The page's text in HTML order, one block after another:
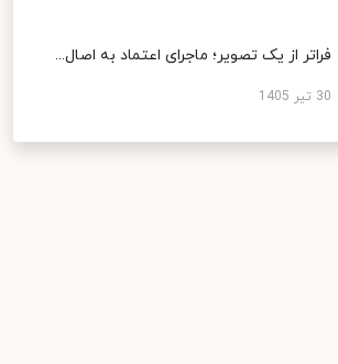
فراتر از یک تصویر؛ ماجرای اعتماد به اصال...
30 تیر 1405